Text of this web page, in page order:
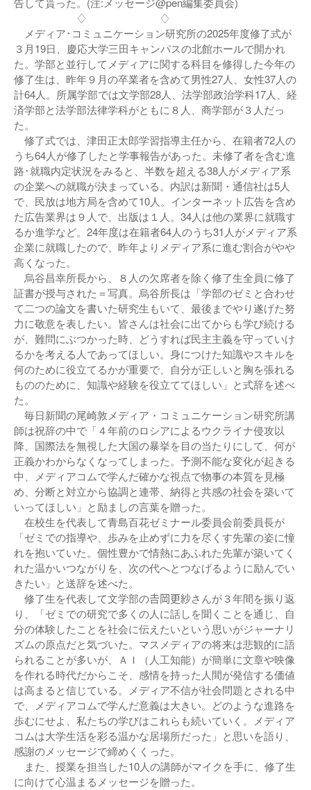
♢ ♢
メディア･コミュニケーション研究所の2025年度修了式が
３月19日、慶応大学三田キャンパスの北館ホールで開かれ
た。学部と並行してメディアに関する科目を修得した今年の
修了生は、昨年９月の卒業者を含めて男性27人、女性37人の
計64人。所属学部では文学部28人、法学部政治学科17人、経
済学部と法学部法律学科がともに８人、商学部が３人だっ
た。
修了式では、津田正太郎学習指導主任から、在籍者72人の
うち64人が修了したと学事報告があった。未修了者を含む進
路･就職内定状況をみると、半数を超える38人がメディア系
の企業への就職が決まっている。内訳は新聞・通信社は5人
で、民放は地方局を含めて10人。インターネット広告を含め
た広告業界は９人で、出版は１人。34人は他の業界に就職す
るか進学など。24年度は在籍者64人のうち31人がメディア系
企業に就職したので、昨年よりメディア系に進む割合がやや
高くなった。
烏谷昌幸所長から、８人の欠席者を除く修了生全員に修了
証書が授与された＝写真。烏谷所長は「学部のゼミと合わせ
て二つの論文を書いた研究生もいて、最後までやり遂げた努
力に敬意を表したい。皆さんは社会に出てからも学び続ける
が、難問にぶつかった時、どうすれば民主主義を守っていけ
るかを考える人であってほしい。身につけた知識やスキルを
何のために役立てるかが重要で、自分が正しいと胸を張れる
もののために、知識や経験を役立ててほしい」と式辞を述べ
た。
毎日新聞の尾崎敦メディア・コミュニケーション研究所講
師は祝辞の中で「４年前のロシアによるウクライナ侵攻以
降、国際法を無視した大国の暴挙を目の当たりにして、何が
正義かわからなくなってしまった。予測不能な変化が起きる
中、メディアコムで学んだ確かな視点で物事の本質を見極
め、分断と対立から協調と連帯、納得と共感の社会を築いて
いってほしい」と励ましの言葉を贈った。
在校生を代表して青島百花ゼミナール委員会前委員長が
「ゼミでの指導や、歩みを止めずに力を尽くす先輩の姿に憧
れを抱いていた。個性豊かで情熱にあふれた先輩が築いてく
れた温かいつながりを、次の代へとつなげるように励んでい
きたい」と送辞を述べた。
修了生を代表して文学部の𠮷岡更紗さんが３年間を振り返
り、「ゼミでの研究で多くの人に話しを聞くことを通じ、自
分の体験したことを社会に伝えたいという思いがジャーナリ
ズムの原点だと気づいた。マスメディアの将来は悲観的に語
られることが多いが、ＡＩ（人工知能）が簡単に文章や映像
を作れる時代だからこそ、感情を持った人間が発信する価値
は高まると信じている。メディア不信が社会問題とされる中
で、メディアコムで学んだ意義は大きい。どのような進路を
歩むにせよ、私たちの学びはこれらも続いていく。メディア
コムは大学生活を彩る温かな居場所だった」と思いを語り、
感謝のメッセージで締めくくった。
また、授業を担当した10人の講師がマイクを手に、修了生
に向けて心温まるメッセージを贈った。